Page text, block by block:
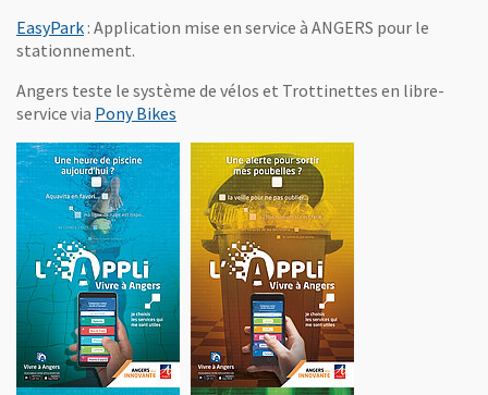
EasyPark, Ouvre une nouvelle fenêtre
: Application mise en service à ANGERS pour le
stationnement.
Angers teste le système de vélos et Trottinettes en libre-
service via Pony Bikes